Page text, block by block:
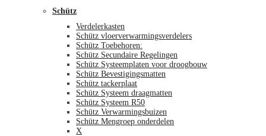
Schütz
Verdelerkasten
Schütz vloerverwarmingsverdelers
Schütz Toebehoren:
Schütz Secundaire Regelingen
Schütz Systeemplaten voor droogbouw
Schütz Bevestigingsmatten
Schütz tackerplaat
Schütz Systeem draagmatten
Schütz Systeem R50
Schütz Verwarmingsbuizen
Schütz Mengroep onderdelen
X